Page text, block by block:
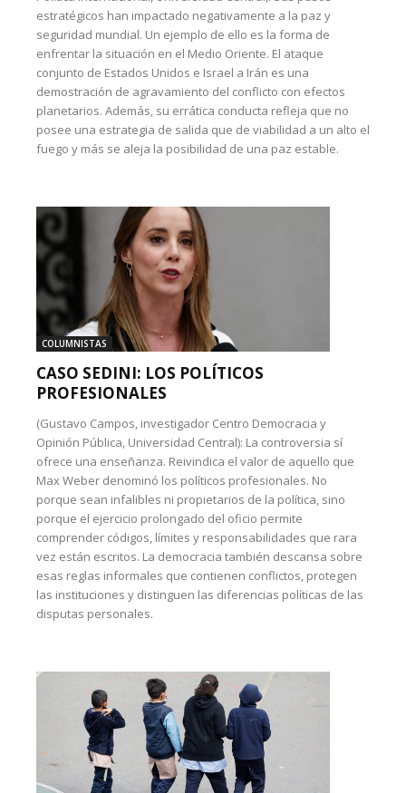
estratégicos han impactado negativamente a la paz y
seguridad mundial. Un ejemplo de ello es la forma de
enfrentar la situación en el Medio Oriente. El ataque
conjunto de Estados Unidos e Israel a Irán es una
demostración de agravamiento del conflicto con efectos
planetarios. Además, su errática conducta refleja que no
posee una estrategia de salida que de viabilidad a un alto el
fuego y más se aleja la posibilidad de una paz estable.
COLUMNISTAS
CASO SEDINI: LOS POLÍTICOS
PROFESIONALES
(Gustavo Campos, investigador Centro Democracia y
Opinión Pública, Universidad Central): La controversia sí
ofrece una enseñanza. Reivindica el valor de aquello que
Max Weber denominó los políticos profesionales. No
porque sean infalibles ni propietarios de la política, sino
porque el ejercicio prolongado del oficio permite
comprender códigos, límites y responsabilidades que rara
vez están escritos. La democracia también descansa sobre
esas reglas informales que contienen conflictos, protegen
las instituciones y distinguen las diferencias políticas de las
disputas personales.